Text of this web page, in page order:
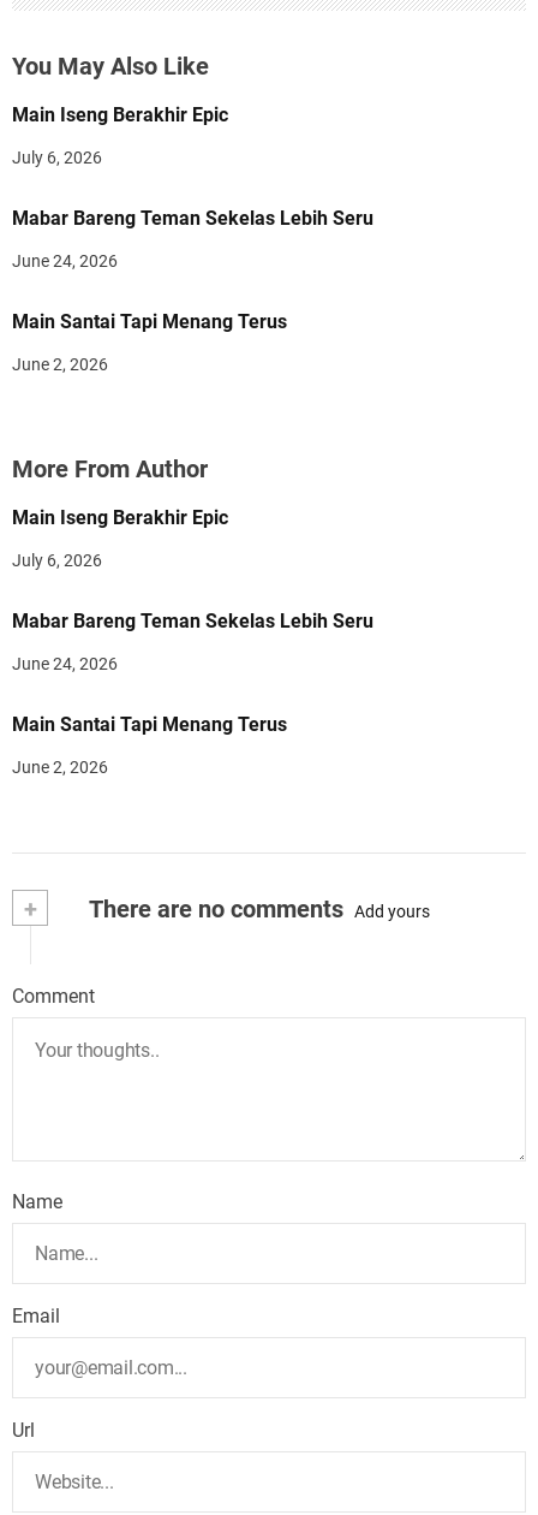
You May Also Like
Main Iseng Berakhir Epic
July 6, 2026
Mabar Bareng Teman Sekelas Lebih Seru
June 24, 2026
Main Santai Tapi Menang Terus
June 2, 2026
More From Author
Main Iseng Berakhir Epic
July 6, 2026
Mabar Bareng Teman Sekelas Lebih Seru
June 24, 2026
Main Santai Tapi Menang Terus
June 2, 2026
+ There are no comments Add yours
Comment
Name
Email
Url